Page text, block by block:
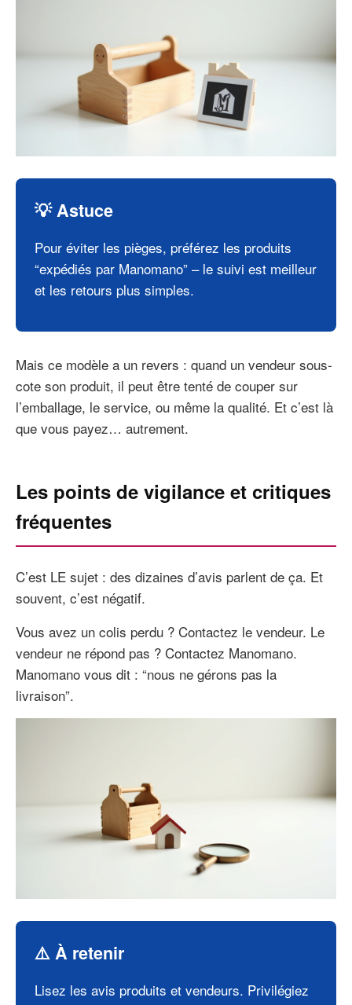
💡 Astuce
Pour éviter les pièges, préférez les produits
“expédiés par Manomano” – le suivi est meilleur
et les retours plus simples.
Mais ce modèle a un revers : quand un vendeur sous-
cote son produit, il peut être tenté de couper sur
l’emballage, le service, ou même la qualité. Et c’est là
que vous payez… autrement.
Les points de vigilance et critiques
fréquentes
C’est LE sujet : des dizaines d’avis parlent de ça. Et
souvent, c’est négatif.
Vous avez un colis perdu ? Contactez le vendeur. Le
vendeur ne répond pas ? Contactez Manomano.
Manomano vous dit : “nous ne gérons pas la
livraison”.
⚠️ À retenir
Lisez les avis produits et vendeurs. Privilégiez